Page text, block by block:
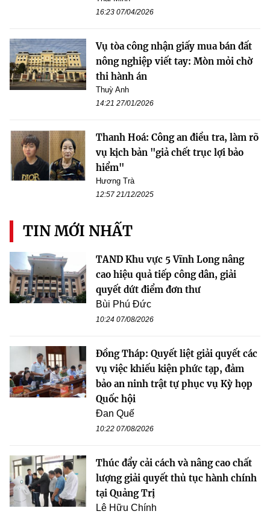
16:23 07/04/2026
Vụ tòa công nhận giấy mua bán đất
nông nghiệp viết tay: Mòn mỏi chờ
thi hành án
Thuỳ Anh
14:21 27/01/2026
Thanh Hoá: Công an điều tra, làm rõ
vụ kịch bản "giả chết trục lợi bảo
hiểm"
Hương Trà
12:57 21/12/2025
TIN MỚI NHẤT
TAND Khu vực 5 Vĩnh Long nâng
cao hiệu quả tiếp công dân, giải
quyết dứt điểm đơn thư
Bùi Phú Đức
10:24 07/08/2026
Đồng Tháp: Quyết liệt giải quyết các
vụ việc khiếu kiện phức tạp, đảm
bảo an ninh trật tự phục vụ Kỳ họp
Quốc hội
Đan Quế
10:22 07/08/2026
Thúc đẩy cải cách và nâng cao chất
lượng giải quyết thủ tục hành chính
tại Quảng Trị
Lê Hữu Chính